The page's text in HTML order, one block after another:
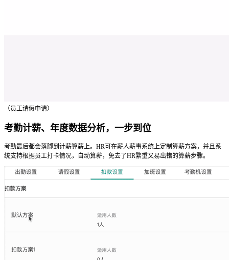
（员工请假申请）
考勤计薪、年度数据分析，一步到位
考勤最后都会落脚到计薪算薪上。HR可在薪人薪事系统上定制算薪方案，并且系
统支持根据员工打卡情况，自动算薪，免去了HR繁重又易出错的算薪步骤。